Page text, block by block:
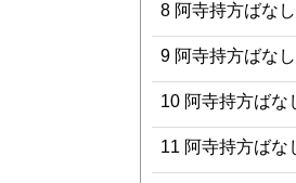
8 阿寺持方ばな
9 阿寺持方ばな
10 阿寺持方ば
11 阿寺持方ば